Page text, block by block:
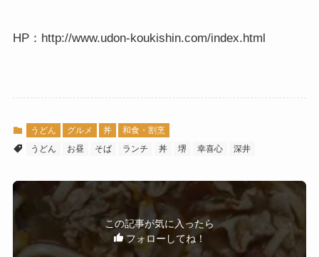
HP：http://www.udon-koukishin.com/index.html
うどん グルメ 丼
和食・割烹
うどん
お昼 そば ランチ 丼 堺 幸喜心 深井
この記事が気に入ったら
フォローしてね！